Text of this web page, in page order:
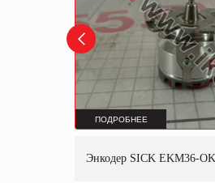
ПОДРОБНЕЕ
Энкодер SICK EKM36-